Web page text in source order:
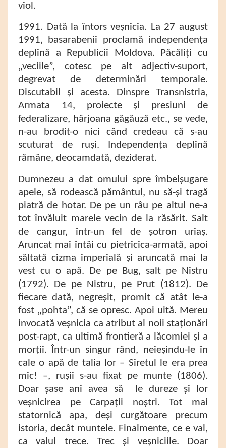
viol.
1991. Dată la întors veșnicia. La 27 august
1991, basarabenii proclamă independența
deplină a Republicii Moldova. Păcăliți cu
„veciile”, cotesc pe alt adjectiv-suport,
degrevat de determinări temporale.
Discutabil și acesta. Dinspre Transnistria,
Armata 14, proiecte și presiuni de
federalizare, hârjoana găgăuză etc., se vede,
n-au brodit-o nici când credeau că s-au
scuturat de ruși. Independența deplină
rămâne, deocamdată, deziderat.
Dumnezeu a dat omului spre îmbelșugare
apele, să rodească pământul, nu să-și tragă
piatră de hotar. De pe un râu pe altul ne-a
tot învăluit marele vecin de la răsărit. Salt
de cangur, într-un fel de șotron uriaș.
Aruncat mai întâi cu pietricica-armată, apoi
săltată cizma imperială și aruncată mai la
vest cu o apă. De pe Bug, salt pe Nistru
(1792). De pe Nistru, pe Prut (1812). De
fiecare dată, negreșit, promit că atât le-a
fost „pohta”, că se opresc. Apoi uită. Mereu
invocată veșnicia ca atribut al noii staționări
post-rapt, ca ultimă frontieră a lăcomiei și a
morții. Într-un singur rând, neieșindu-le în
cale o apă de talia lor – Siretul le era prea
mic! –, rușii s-au fixat pe munte (1806).
Doar șase ani avea să le dureze și lor
veșnicirea pe Carpații noștri. Tot mai
statornică apa, deși curgătoare precum
istoria, decât muntele. Finalmente, ce e val,
ca valul trece. Trec și veșniciile. Doar